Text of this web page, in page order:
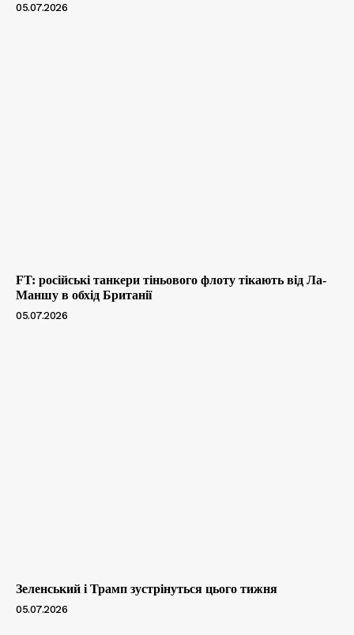
05.07.2026
FT: російські танкери тіньового флоту тікають від Ла-
Маншу в обхід Британії
05.07.2026
Зеленський і Трамп зустрінуться цього тижня
05.07.2026